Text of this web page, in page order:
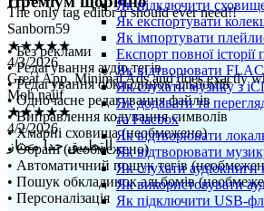
Як підключити
Як експортувати
Як імпортувати
Експорт повної
Як відтворювати
Як слухати музику з
Як додавати та
та Flacbox
Як відтворювати
Як відтворювати
Як слухати
Як використовувати
Як підключити USB-
Sanborn59
★★★★★
4/3/2026
Great App, Minimal Ads and does exactly
Moh.naiif
★★★★★
4/2/2026
التطبيق جدا ممتاز
• Без реклами
• Редагування аудіо тегів
• Редагування обкладинок альбомів
• Одночасне редагування файлів
• Виправлення кодування символів
• Хмарні сховища (необмежено)
• Обрані (необмежено)
• Автоматичний пошук тегів
• Пошук обкладинок альбомів
• Персоналізація